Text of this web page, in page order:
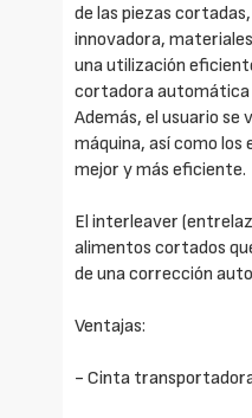
de las piezas
innovadora,
una utilización
cortadora automática
Además, el usuario se
máquina, así como
mejor y más eficiente.
El interleaver
alimentos cortados
de una corrección
Ventajas:
- Cinta